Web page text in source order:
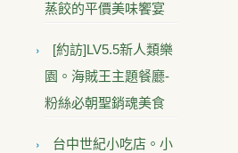
蒸餃的平價美味饗宴
[約訪]LV5.5新人類樂
園。海賊王主題餐廳-
粉絲必朝聖銷魂美食
台中世紀小吃店。小